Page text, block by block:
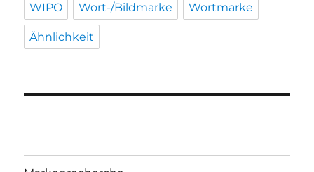
WIPO Wort-/Bildmarke Wortmarke
Ähnlichkeit